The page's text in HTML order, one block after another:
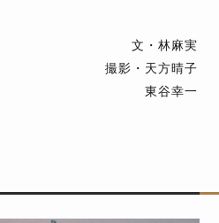
文・林麻実
撮影・天方晴子
東谷幸一